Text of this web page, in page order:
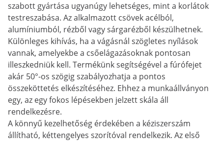
szabott gyártása ugyanúgy lehetséges, mint a korlátok
testreszabása. Az alkalmazott csövek acélból,
alumíniumból, rézből vagy sárgarézből készülhetnek.
Különleges kihívás, ha a vágásnál szögletes nyílások
vannak, amelyekbe a csőelágazásoknak pontosan
illeszkedniük kell. Termékünk segítségével a fúrófejet
akár 50°-os szögig szabályozhatja a pontos
összeköttetés elkészítéséhez. Ehhez a munkaállványon
egy, az egy fokos lépésekben jelzett skála áll
rendelkezésre.
A könnyű kezelhetőség érdekében a kéziszerszám
állítható, kéttengelyes szorítóval rendelkezik. Az első